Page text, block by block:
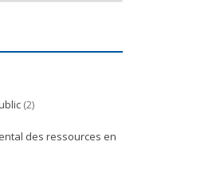
(2)
des ressources en